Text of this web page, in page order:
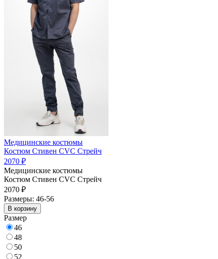
Медицинские костюмы
Костюм Стивен CVC Стрейч
2070 ₽
Медицинские костюмы
Костюм Стивен CVC Стрейч
2070 ₽
Размеры: 46-56
В корзину
Размер
46
48
50
52